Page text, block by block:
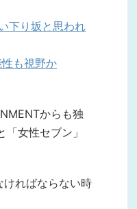
下り坂と思われ
も視野か
からも独
女性セブン」
ればならない時